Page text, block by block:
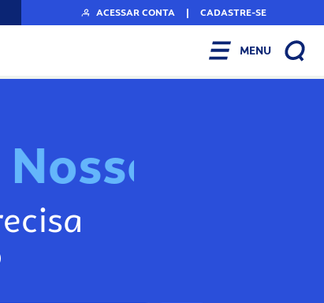
ACESSAR CONTA | CADASTRE-SE
MENU
Nosso